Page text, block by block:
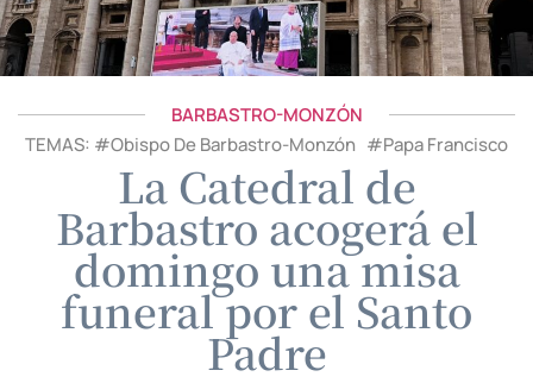
BARBASTRO-MONZÓN
TEMAS: #Obispo De Barbastro-Monzón #Papa Francisco
La Catedral de
Barbastro acogerá el
domingo una misa
funeral por el Santo
Padre